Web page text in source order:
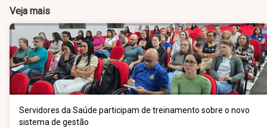
Veja mais
Servidores da Saúde participam de treinamento sobre o novo
sistema de gestão